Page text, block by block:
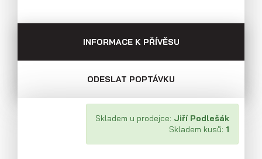
INFORMACE K PŘÍVĚSU
ODESLAT POPTÁVKU
Skladem u prodejce: Jiří Podlešák
Skladem kusů: 1